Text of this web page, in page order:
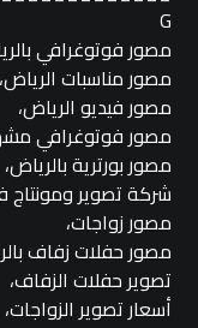
G
مصور فوتوغرافي
مصور مناسبات الرياض،
مصور فيديو الرياض،
مصور فوتوغرافي
مصور بورترية بالرياض،
شركة تصوير ومونتاج
مصور زواجات،
مصور حفلات زفاف
تصوير حفلات الزفاف،
أسعار تصوير الزواجات،